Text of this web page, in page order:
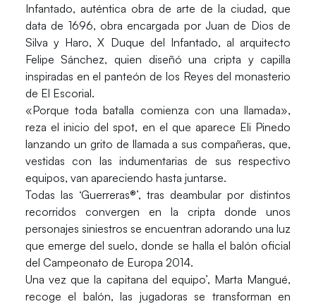
Infantado, auténtica obra de arte de la ciudad, que
data de 1696, obra encargada por Juan de Dios de
Silva y Haro, X Duque del Infantado, al arquitecto
Felipe Sánchez, quien diseñó una cripta y capilla
inspiradas en el panteón de los Reyes del monasterio
de El Escorial.
«Porque toda batalla comienza con una llamada»,
reza el inicio del spot, en el que aparece Eli Pinedo
lanzando un grito de llamada a sus compañeras, que,
vestidas con las indumentarias de sus respectivo
equipos, van apareciendo hasta juntarse.
Todas las ‘Guerreras®’, tras deambular por distintos
recorridos convergen en la cripta donde unos
personajes siniestros se encuentran adorando una luz
que emerge del suelo, donde se halla el balón oficial
del Campeonato de Europa 2014.
Una vez que la capitana del equipo’, Marta Mangué,
recoge el balón, las jugadoras se transforman en